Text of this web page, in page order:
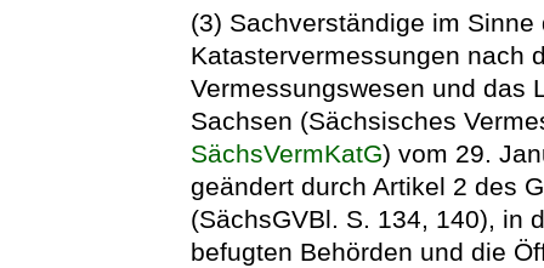
(3) Sachverständige im
Katastervermessungen nach
Vermessungswesen und das
Sachsen (Sächsisches
SächsVermKatG) vom 29.
geändert durch Artikel 2 des
(SächsGVBl. S. 134, 140), in
befugten Behörden und die